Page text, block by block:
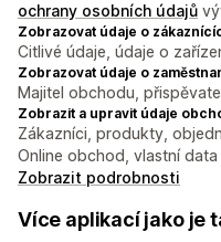
ochrany osobních údajů
Zobrazovat údaje o
Citlivé údaje, údaje o
Zobrazovat údaje o
Majitel obchodu,
Zobrazit a upravit údaje
Zákazníci, produkty,
Online obchod, vlastní data
Zobrazit podrobnosti
Více aplikací jako je